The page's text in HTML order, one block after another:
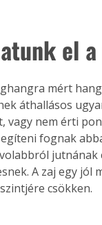
el
áthallásos
vagy nem érti
fognak
jutnának
A zaj egy
csökken.